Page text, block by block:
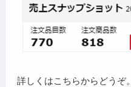
詳しくはこちらからどうぞ。